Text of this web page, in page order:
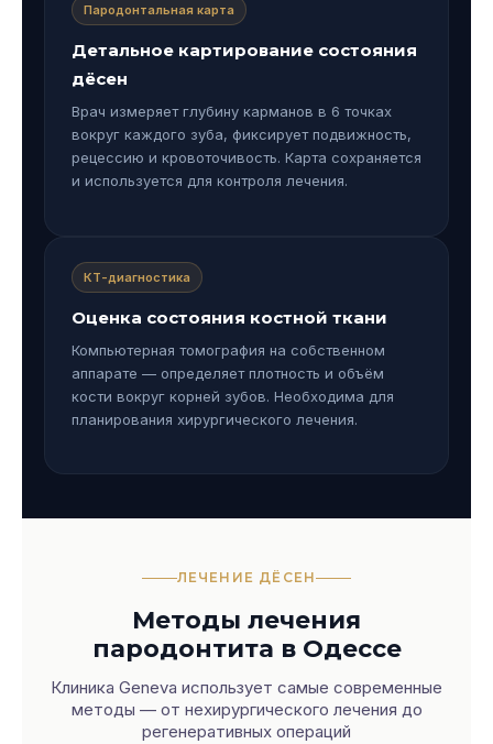
Пародонтальная карта
Детальное картирование состояния
дёсен
Врач измеряет глубину карманов в 6 точках
вокруг каждого зуба, фиксирует подвижность,
рецессию и кровоточивость. Карта сохраняется
и используется для контроля лечения.
КТ-диагностика
Оценка состояния костной ткани
Компьютерная томография на собственном
аппарате — определяет плотность и объём
кости вокруг корней зубов. Необходима для
планирования хирургического лечения.
ЛЕЧЕНИЕ ДЁСЕН
Методы лечения
пародонтита в Одессе
Клиника Geneva использует самые современные
методы — от нехирургического лечения до
регенеративных операций